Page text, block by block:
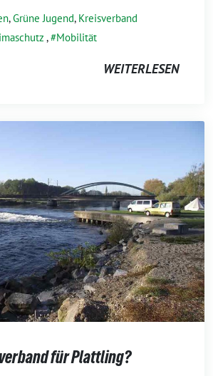
,Grüne Jugend, Kreisverband
, Mobilität
WEITERLESEN
für Plattling?